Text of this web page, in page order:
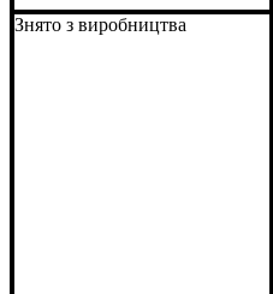
Высота: 25 см
Глубина: 41 см
Знято з виробництва